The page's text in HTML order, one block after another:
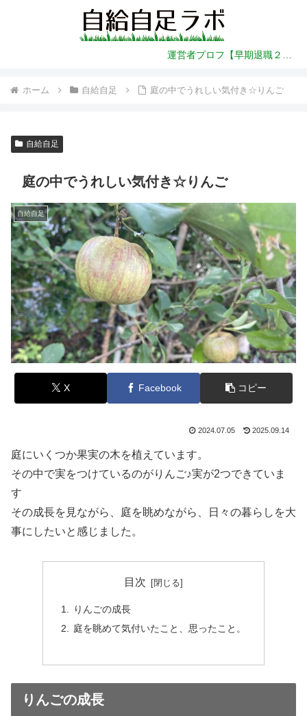
ホーム 自給自足 庭の中でうれしい気付き☆りんご
自給自足
庭の中でうれしい気付き☆りんご
自給自足
X Facebook コピー
2024.07.05 2025.09.14
庭にいくつか果実の木を植えています。
その中で実をつけているのがりんご♪実が2つできていま
す
その成長を見ながら、庭を眺めながら、日々の暮らしを大
事にしたいと感じました。
目次
りんごの成長
庭を眺めて気付いたこと、思ったこと。
りんごの成長